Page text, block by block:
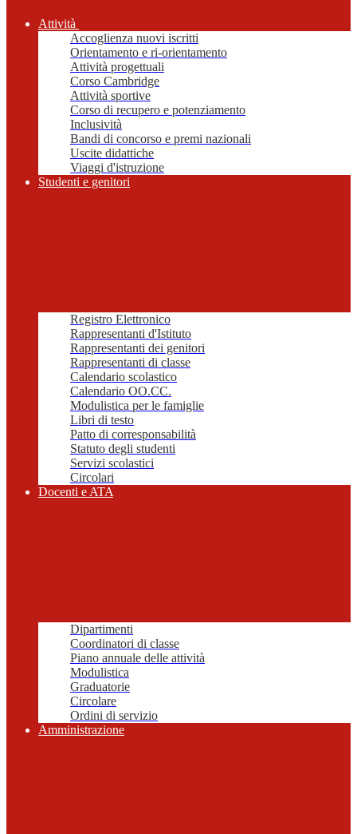
Attività
Accoglienza nuovi iscritti
Orientamento e ri-orientamento
Attività progettuali
Corso Cambridge
Attività sportive
Corso di recupero e potenziamento
Inclusività
Bandi di concorso e premi nazionali
Uscite didattiche
Viaggi d'istruzione
Studenti e genitori
Registro Elettronico
Rappresentanti d'Istituto
Rappresentanti dei genitori
Rappresentanti di classe
Calendario scolastico
Calendario OO.CC.
Modulistica per le famiglie
Libri di testo
Patto di corresponsabilità
Statuto degli studenti
Servizi scolastici
Circolari
Docenti e ATA
Dipartimenti
Coordinatori di classe
Piano annuale delle attività
Modulistica
Graduatorie
Circolare
Ordini di servizio
Amministrazione